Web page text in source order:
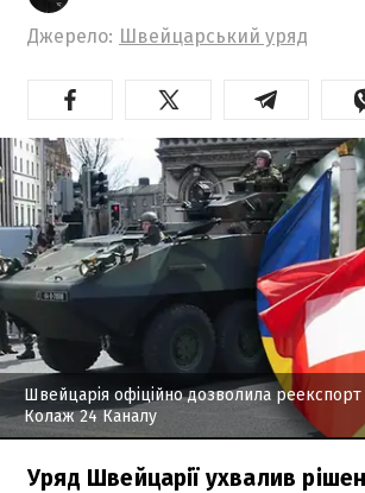
Джерело: Швейцарський уряд
Швейцарія офіційно дозволила реекспорт
Колаж 24 Каналу
Уряд Швейцарії ухвалив